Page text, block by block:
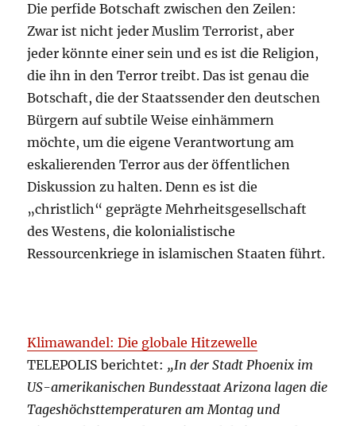
Die perfide Botschaft zwischen den Zeilen:
Zwar ist nicht jeder Muslim Terrorist, aber
jeder könnte einer sein und es ist die Religion,
die ihn in den Terror treibt. Das ist genau die
Botschaft, die der Staatssender den deutschen
Bürgern auf subtile Weise einhämmern
möchte, um die eigene Verantwortung am
eskalierenden Terror aus der öffentlichen
Diskussion zu halten. Denn es ist die
„christlich“ geprägte Mehrheitsgesellschaft
des Westens, die kolonialistische
Ressourcenkriege in islamischen Staaten führt.
Klimawandel: Die globale Hitzewelle
TELEPOLIS berichtet: „In der Stadt Phoenix im
US-amerikanischen Bundesstaat Arizona lagen die
Tageshöchsttemperaturen am Montag und